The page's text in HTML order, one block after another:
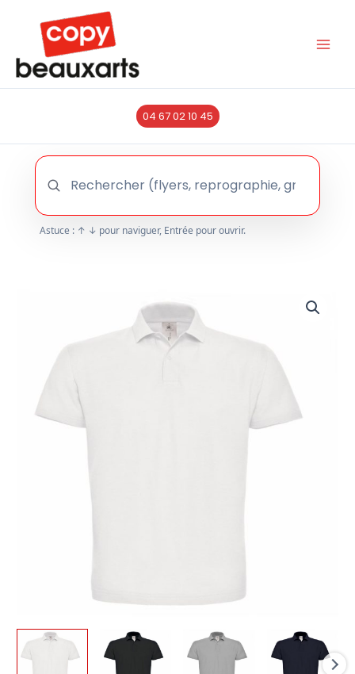
contenu
04 67 02 10 45
Astuce : ↑ ↓ pour naviguer, Entrée pour ouvrir.